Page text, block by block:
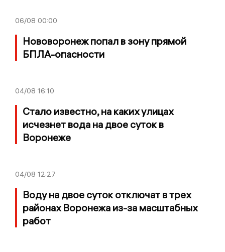
06/08 00:00
Нововоронеж попал в зону прямой
БПЛА-опасности
04/08 16:10
Стало известно, на каких улицах
исчезнет вода на двое суток в
Воронеже
04/08 12:27
Воду на двое суток отключат в трех
районах Воронежа из-за масштабных
работ